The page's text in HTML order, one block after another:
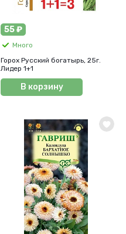
55 ₽
Много
Горох Русский богатырь, 25г.
Лидер 1+1
В корзину